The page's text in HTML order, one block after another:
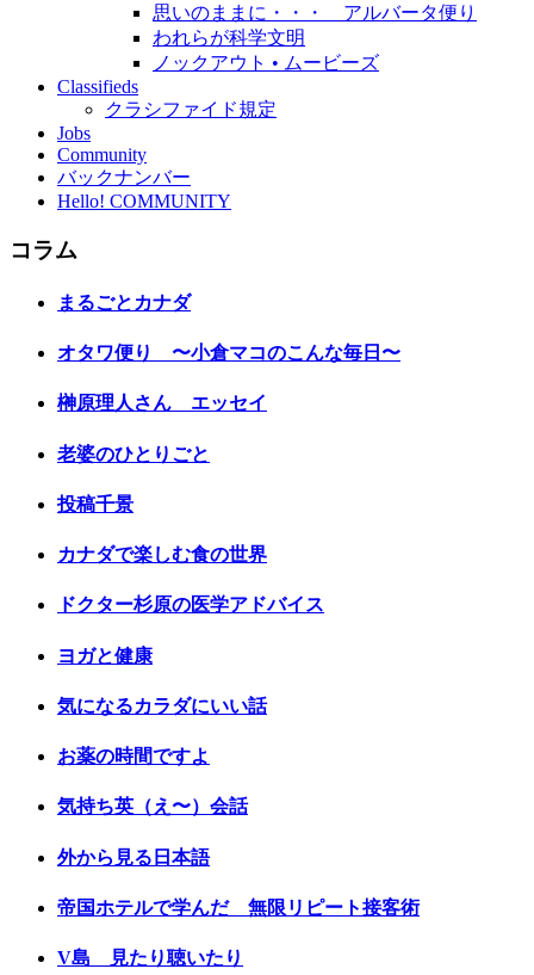
思いのままに・・・ アルバータ便り
われらが科学文明
ノックアウト • ムービーズ
Classifieds
クラシファイド規定
Jobs
Community
バックナンバー
Hello! COMMUNITY
コラム
まるごとカナダ
オタワ便り 〜小倉マコのこんな毎日〜
榊原理人さん エッセイ
老婆のひとりごと
投稿千景
カナダで楽しむ食の世界
ドクター杉原の医学アドバイス
ヨガと健康
気になるカラダにいい話
お薬の時間ですよ
気持ち英（え〜）会話
外から見る日本語
帝国ホテルで学んだ 無限リピート接客術
V島 見たり聴いたり